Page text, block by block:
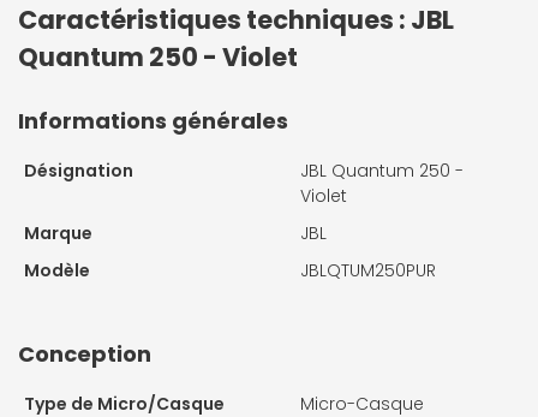
Caractéristiques techniques : JBL
Quantum 250 - Violet
Informations générales
Désignation
JBL Quantum 250 -
Violet
Marque
JBL
Modèle
JBLQTUM250PUR
Conception
Type de Micro/Casque
Micro-Casque